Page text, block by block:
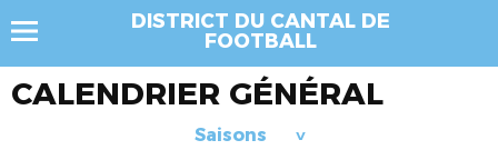
DISTRICT DU CANTAL DE
FOOTBALL
CALENDRIER GÉNÉRAL
Saisons >